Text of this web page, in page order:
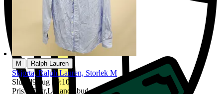
M | Ralph Lauren
Skjorta, Ralph Lauren, Storlek M
Sluttid9 aug 19:10
Pris: 110 kr,Ledande bud.